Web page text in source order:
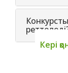
Кері
Конкурсты